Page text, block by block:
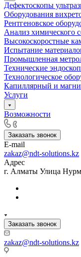
Дефектоскопы
Оборудования
Рентгеновское
Анализ химического
Высокоскоростные
Испытание
Промышленная
Технические
Технологическое
Капиллярный и
Услуги
Возможности
Заказать звонок
E-mail
zakaz@ndt-solutions.kz
Адрес
г. Алматы Улица
Заказать звонок
zakaz@ndt-solutions.kz